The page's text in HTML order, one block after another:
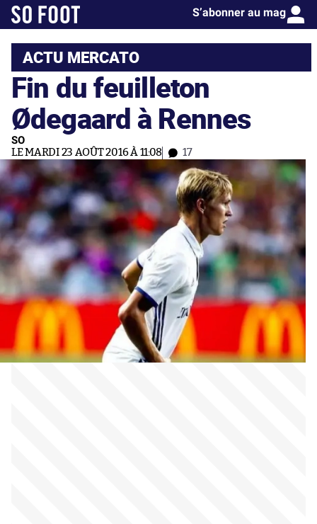
S’abonner au mag
ACTU MERCATO
Fin du feuilleton
Ødegaard à Rennes
SO
LE MARDI 23 AOÛT 2016 À 11:08 17